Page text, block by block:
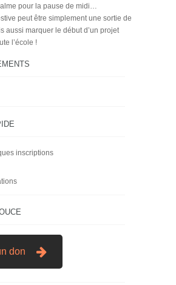
pour la pause de midi…
peut être simplement une sortie de
aussi marquer le début d’un projet
l’école !
inscriptions
don